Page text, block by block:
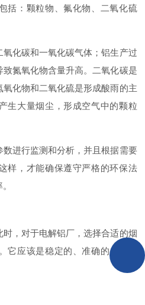
括：颗粒物、氟化物、二氧化硫
化碳和一氧化碳气体；铝生产过
氮氧化物含量升高。二氧化碳是
化物和二氧化硫是形成酸雨的主
生大量烟尘，形成空气中的颗粒
进行监测和分析，并且根据需要
样，才能确保遵守严格的环保法
，对于电解铝厂，选择合适的烟
它应该是稳定的、准确的、全面